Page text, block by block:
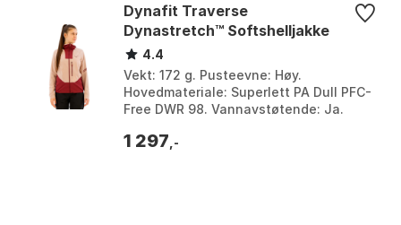
Dynafit Traverse
Dynastretch™ Softshelljakke
4.4
Vekt: 172 g. Pusteevne: Høy.
Hovedmateriale: Superlett PA Dull PFC-
Free DWR 98. Vannavstøtende: Ja.
1 297 ,-